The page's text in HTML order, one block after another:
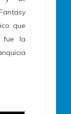
que
fue la